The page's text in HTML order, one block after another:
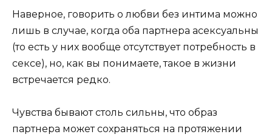
Наверное, говорить о любви без интима можно
лишь в случае, когда оба партнера асексуальны
(то есть у них вообще отсутствует потребность в
сексе), но, как вы понимаете, такое в жизни
встречается редко.
Чувства бывают столь сильны, что образ
партнера может сохраняться на протяжении